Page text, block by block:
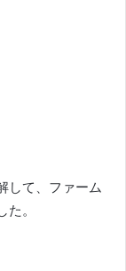
して、ファーム
。